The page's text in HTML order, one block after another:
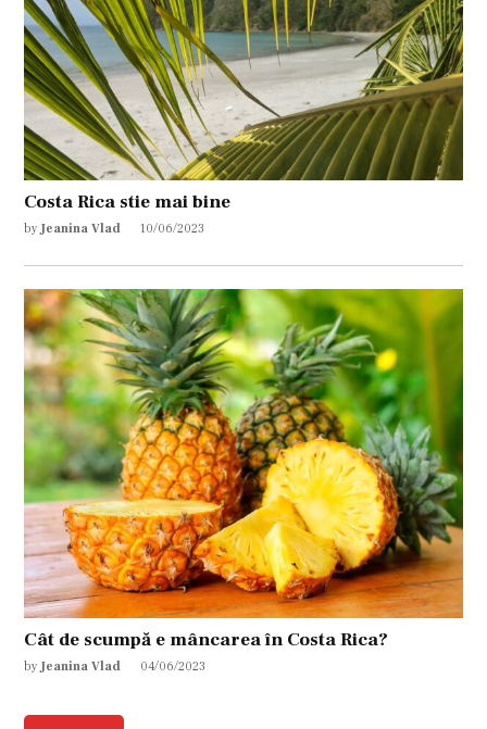
Costa Rica stie mai bine
by Jeanina Vlad 10/06/2023
Cât de scumpă e mâncarea în Costa Rica?
by Jeanina Vlad 04/06/2023